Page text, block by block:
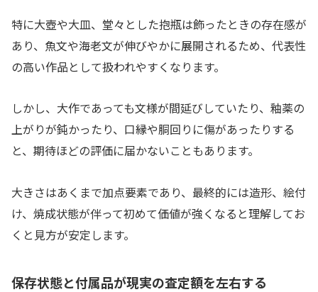
特に大壺や大皿、堂々とした抱瓶は飾ったときの存在感が
あり、魚文や海老文が伸びやかに展開されるため、代表性
の高い作品として扱われやすくなります。
しかし、大作であっても文様が間延びしていたり、釉薬の
上がりが鈍かったり、口縁や胴回りに傷があったりする
と、期待ほどの評価に届かないこともあります。
大きさはあくまで加点要素であり、最終的には造形、絵付
け、焼成状態が伴って初めて価値が強くなると理解してお
くと見方が安定します。
保存状態と付属品が現実の査定額を左右する